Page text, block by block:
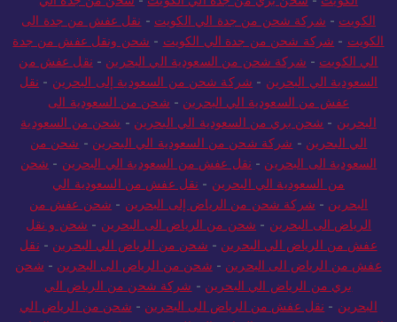
الكويت - شركة شحن من جدة الي الكويت - نقل عفش من جدة الى
الكويت - شركة شحن من جدة الي الكويت - شحن ونقل عفش من جدة
الي الكويت - شركة شحن من السعودية الي البحرين - نقل عفش من
السعودية الي البحرين - شركة شحن من السعودية إلى البحرين - نقل
عفش من السعودية الي البحرين - شحن من السعودية الى
البحرين - شحن بري من السعودية الي البحرين - شحن من السعودية
الي البحرين - شركة شحن من السعودية الي البحرين - شحن من
السعودية الى البحرين - نقل عفش من السعودية الي البحرين - شحن
من السعودية الي البحرين - نقل عفش من السعودية الي
البحرين - شركة شحن من الرياض إلى البحرين - شحن عفش من
الرياض الى البحرين - شحن من الرياض الى البحرين - شحن و نقل
عفش من الرياض الي البحرين - شحن من الرياض الي البحرين - نقل
عفش من الرياض الى البحرين - شحن من الرياض الى البحرين - شحن
بري من الرياض الي البحرين - شركة شحن من الرياض الي
البحرين - نقل عفش من الرياض الى البحرين - شحن من الرياض الي